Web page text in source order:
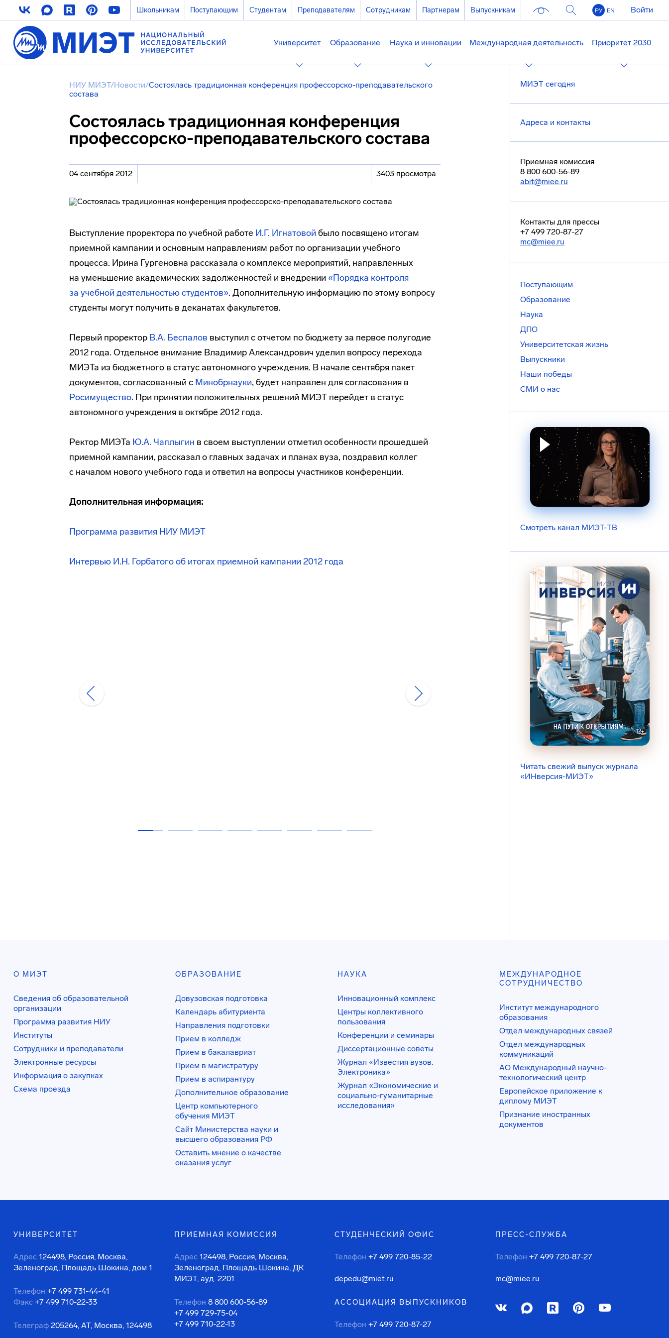
Школьникам Поступающим Студентам Преподавателям Сотрудникам Партнерам Выпускникам РУ EN Войти
Университет Образование Наука и инновации Международная деятельность Приоритет 2030
НИУ МИЭТ/Новости/Состоялась традиционная конференция профессорско-преподавательского
состава
Состоялась традиционная конференция
профессорско-преподавательского состава
04 сентября 2012 3403 просмотра
Выступление проректора по учебной работе И.Г. Игнатовой было посвящено итогам
приемной кампании и основным направлениям работ по организации учебного
процесса. Ирина Гургеновна рассказала о комплексе мероприятий, направленных
на уменьшение академических задолженностей и внедрении «Порядка контроля
за учебной деятельностью студентов». Дополнительную информацию по этому вопросу
студенты могут получить в деканатах факультетов.
Первый проректор В.А. Беспалов выступил с отчетом по бюджету за первое полугодие
2012 года. Отдельное внимание Владимир Александрович уделил вопросу перехода
МИЭТа из бюджетного в статус автономного учреждения. В начале сентября пакет
документов, согласованный c Минобрнауки, будет направлен для согласования в
Росимущество. При принятии положительных решений МИЭТ перейдет в статус
автономного учреждения в октябре 2012 года.
Ректор МИЭТа Ю.А. Чаплыгин в своем выступлении отметил особенности прошедшей
приемной кампании, рассказал о главных задачах и планах вуза, поздравил коллег
с началом нового учебного года и ответил на вопросы участников конференции.
Дополнительная информация:
Программа развития НИУ МИЭТ
Интервью И.Н. Горбатого об итогах приемной кампании 2012 года
МИЭТ сегодня
Адреса и контакты
Приемная комиссия
8 800 600-56-89
abit@miee.ru
Контакты для прессы
+7 499 720-87-27
mc@miee.ru
Поступающим
Образование
Наука
ДПО
Университетская жизнь
Выпускники
Наши победы
СМИ о нас
Смотреть канал МИЭТ-ТВ
Читать свежий выпуск журнала
«ИНверсия-МИЭТ»
О МИЭТ
Сведения об образовательной
организации
Программа развития НИУ
Институты
Сотрудники и преподаватели
Электронные ресурсы
Информация о закупках
Схема проезда
ОБРАЗОВАНИЕ
Довузовская подготовка
Календарь абитуриента
Направления подготовки
Прием в колледж
Прием в бакалавриат
Прием в магистратуру
Прием в аспирантуру
Дополнительное образование
Центр компьютерного
обучения МИЭТ
Сайт Министерства науки и
высшего образования РФ
Оставить мнение о качестве
оказания услуг
НАУКА
Инновационный комплекс
Центры коллективного
пользования
Конференции и семинары
Диссертационные советы
Журнал «Известия вузов.
Электроника»
Журнал «Экономические и
социально-гуманитарные
исследования»
МЕЖДУНАРОДНОЕ
СОТРУДНИЧЕСТВО
Институт международного
образования
Отдел международных связей
Отдел международных
коммуникаций
АО Международный научно-
технологический центр
Европейское приложение к
диплому МИЭТ
Признание иностранных
документов
УНИВЕРСИТЕТ
Адрес 124498, Россия, Москва,
Зеленоград, Площадь Шокина, дом 1
Телефон +7 499 731-44-41
Факс +7 499 710-22-33
Телеграф 205264, АТ, Москва, 124498
ПРИЕМНАЯ КОМИССИЯ
Адрес 124498, Россия, Москва,
Зеленоград, Площадь Шокина, ДК
МИЭТ, ауд. 2201
Телефон 8 800 600-56-89
+7 499 729-75-04
+7 499 710-22-13
СТУДЕНЧЕСКИЙ ОФИС
Телефон +7 499 720-85-22
depedu@miet.ru
АССОЦИАЦИЯ ВЫПУСКНИКОВ
Телефон +7 499 720-87-27
ПРЕСС-СЛУЖБА
Телефон +7 499 720-87-27
mc@miee.ru